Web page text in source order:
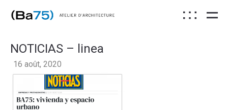
NOTICIAS – linea
16 août, 2020